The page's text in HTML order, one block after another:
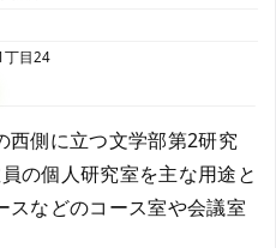
丁目24
西側に立つ文学部第2研究
の個人研究室を主な用途と
スなどのコース室や会議室